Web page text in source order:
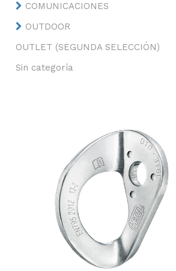
COMUNICACIONES
OUTDOOR
OUTLET (SEGUNDA SELECCIÓN)
Sin categoría